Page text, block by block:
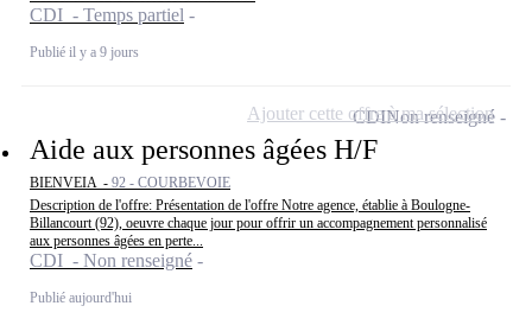
CDI - Temps partiel
Publié il y a 9 jours
Aide aux personnes âgées H/F
BIENVEIA - 92 - COURBEVOIE
Description de l'offre: Présentation de l'offre Notre agence, établie à Boulogne-
Billancourt (92), oeuvre chaque jour pour offrir un accompagnement personnalisé
aux personnes âgées en perte...
CDI - Non renseigné
Publié aujourd'hui
CDINon renseigné
Ajouter cette offre à ma sélection